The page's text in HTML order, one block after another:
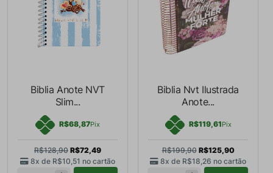
Biblia Anote NVT
Slim...
R$68,87Pix
R$128,90 R$72,49
8x de R$10,51 no cartão
Biblia Nvt Ilustrada
Anote...
R$119,61Pix
R$199,90 R$125,90
8x de R$18,26 no cartão